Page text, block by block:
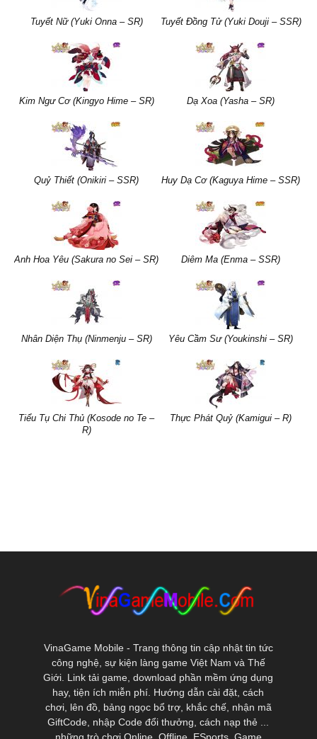
Tuyết Nữ (Yuki Onna – SR) Tuyết Đồng Tử (Yuki Douji – SSR)
Kim Ngư Cơ (Kingyo Hime – SR) Dạ Xoa (Yasha – SR)
Quỷ Thiết (Onikiri – SSR) Huy Dạ Cơ (Kaguya Hime – SSR)
Anh Hoa Yêu (Sakura no Sei – SR) Diêm Ma (Enma – SSR)
Nhân Diện Thụ (Ninmenju – SR) Yêu Cầm Sư (Youkinshi – SR)
Tiểu Tụ Chi Thủ (Kosode no Te –
R)
Thực Phát Quỷ (Kamigui – R)
VinaGame Mobile - Trang thông tin cập nhật tin tức
công nghệ, sự kiện làng game Việt Nam và Thế
Giới. Link tải game, download phần mềm ứng dụng
hay, tiện ích miễn phí. Hướng dẫn cài đặt, cách
chơi, lên đồ, bảng ngọc bổ trợ, khắc chế, nhận mã
GiftCode, nhập Code đổi thưởng, cách nạp thẻ ...